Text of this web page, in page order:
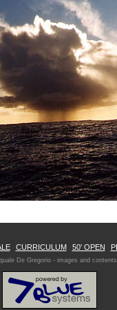
CURRICULUM 50' OPEN
De Gregorio - images and